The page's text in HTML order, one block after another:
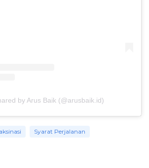
by Arus Baik (@arusbaik.id)
Syarat Perjalanan